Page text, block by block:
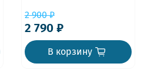
2 900 ₽
2 790 ₽
В корзину